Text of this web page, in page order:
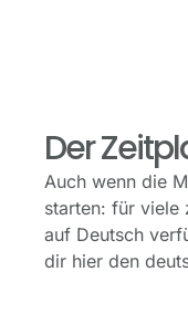
Der
Auch wenn die
starten: für viele
auf Deutsch
dir hier den